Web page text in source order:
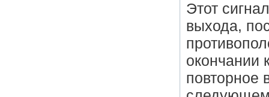
Этот
выхода,
окончании
повторное